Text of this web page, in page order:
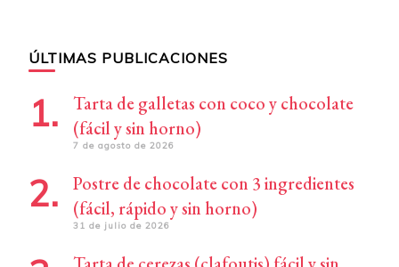
ÚLTIMAS PUBLICACIONES
Tarta de galletas con coco y chocolate
(fácil y sin horno)
7 de agosto de 2026
Postre de chocolate con 3 ingredientes
(fácil, rápido y sin horno)
31 de julio de 2026